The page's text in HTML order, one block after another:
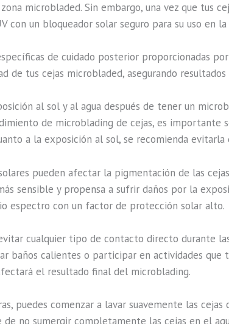
microbladed. Sin embargo, una vez que tus
con un bloqueador solar seguro para su uso en
de cuidado posterior proporcionadas
de tus cejas microbladed, asegurando
al sol y al agua después de tener un
de microblading de cejas, es importante
a la exposición al sol, se recomienda evitarla
pueden afectar la pigmentación de las
sensible y propensa a sufrir daños por la
espectro con un factor de protección solar alto.
cualquier tipo de contacto directo durante
baños calientes o participar en actividades que
el resultado final del microblading.
puedes comenzar a lavar suavemente las
no sumergir completamente las cejas en el